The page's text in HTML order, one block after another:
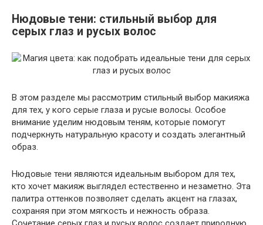
Нюдовые тени: стильный выбор для
серых глаз и русых волос
В этом разделе мы рассмотрим стильный выбор макияжа
для тех, у кого серые глаза и русые волосы. Особое
внимание уделим нюдовым теням, которые помогут
подчеркнуть натуральную красоту и создать элегантный
образ.
Нюдовые тени являются идеальным выбором для тех,
кто хочет макияж выглядел естественно и незаметно. Эта
палитра оттенков позволяет сделать акцент на глазах,
сохраняя при этом мягкость и нежность образа.